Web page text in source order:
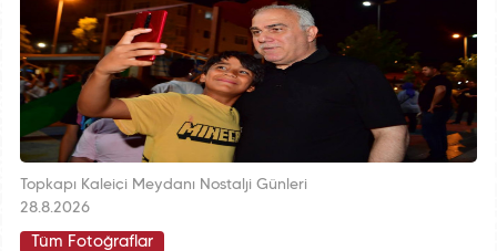
Topkapı Kaleiçi Meydanı Nostalji Günleri
28.8.2026
Tüm Fotoğraflar